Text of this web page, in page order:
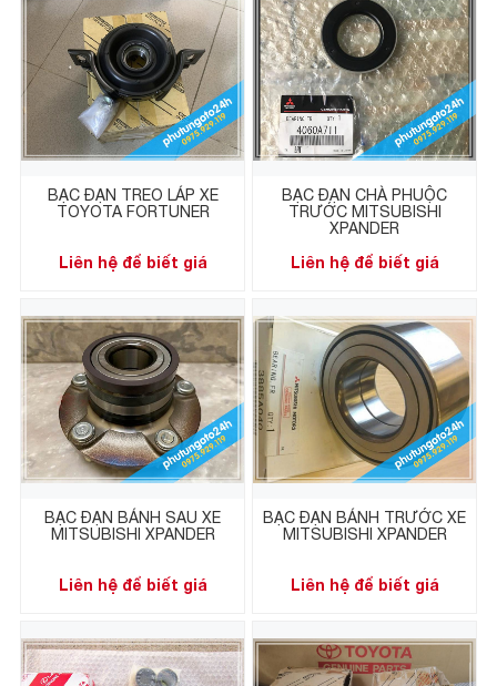
BẠC ĐẠN TREO LÁP XE
TOYOTA FORTUNER
Liên hệ để biết giá
BẠC ĐẠN CHÀ PHUỘC
TRƯỚC MITSUBISHI
XPANDER
Liên hệ để biết giá
BẠC ĐẠN BÁNH SAU XE
MITSUBISHI XPANDER
Liên hệ để biết giá
BẠC ĐẠN BÁNH TRƯỚC XE
MITSUBISHI XPANDER
Liên hệ để biết giá